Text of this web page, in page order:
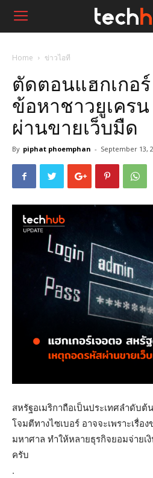
Home ข่าวไอที
ตัดตอนแฮกเกอ
ข้อหาชาวยูเคร
ผ่านขายเว็บมืด
By piphat phoemphan - September 13,
สหรัฐอเมริกาถือเป็นประเทศลำดับต้
โจมตีทางไซเบอร์ อาจจะเพราะเรื่อ
มหาศาล ทำให้หลายธุรกิจยอมจ่ายเ
ครับ
.